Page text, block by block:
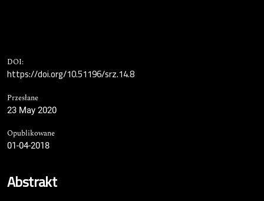
DOI:
https://doi.org/10.51196/srz.14.8
Przesłane
23 May 2020
Opublikowane
01-04-2018
Abstrakt